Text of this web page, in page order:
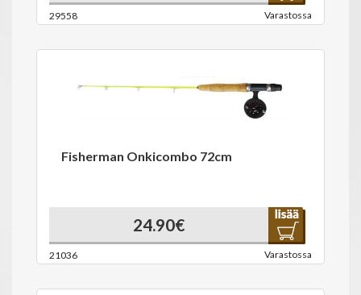
29558 Varastossa
Fisherman Onkicombo 72cm
24.90€
21036 Varastossa